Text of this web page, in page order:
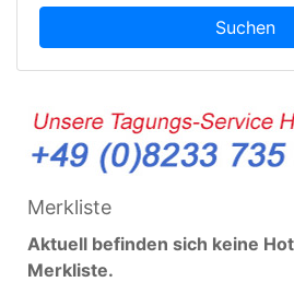
Suchen
Merkliste
Aktuell befinden sich keine
Merkliste.